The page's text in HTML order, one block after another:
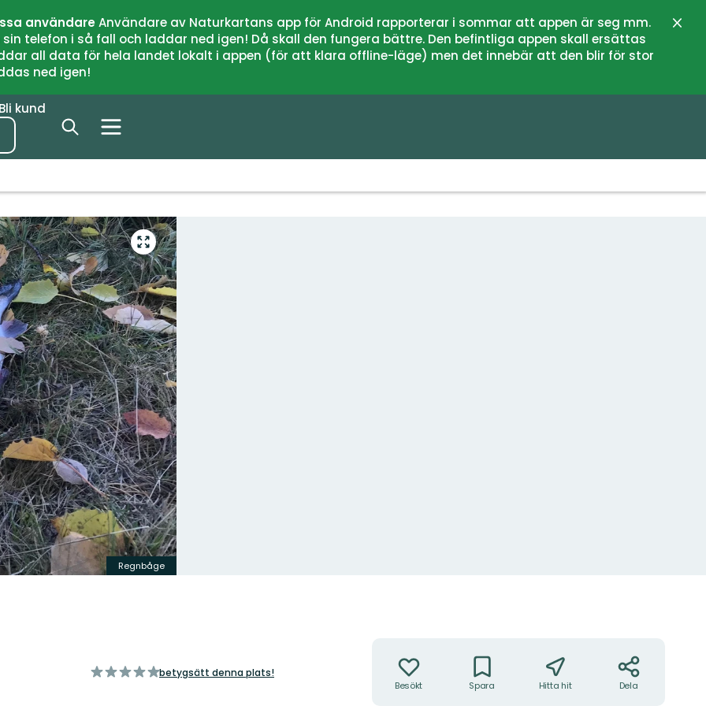
användareAnvändare av Naturkartans app för Android rapporterar i sommar att appen är seg mm.
telefon i så fall och laddar ned igen! Då skall den fungera bättre. Den befintliga appen skall ersättas
all data för hela landet lokalt i appen (för att klara offline-läge) men det innebär att den blir för stor
ned igen!
Bli kund
Gå
till
helskärmsläge
Regnbåge
av
betygsätt denna plats!
Besökt Spara Hitta hit Dela